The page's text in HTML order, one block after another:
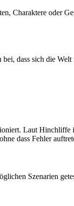
Charaktere oder
dass sich die
Laut Hinchliffe
dass Fehler
Szenarien